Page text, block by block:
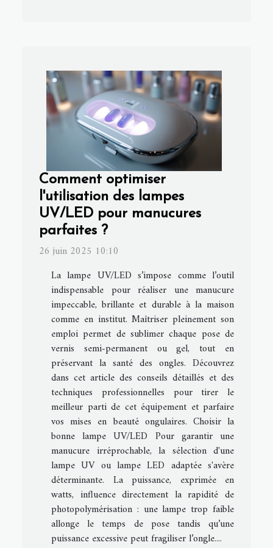
Comment optimiser
l'utilisation des lampes
UV/LED pour manucures
parfaites ?
26 juin 2025 10:10
La lampe UV/LED s’impose comme l’outil
indispensable pour réaliser une manucure
impeccable, brillante et durable à la maison
comme en institut. Maîtriser pleinement son
emploi permet de sublimer chaque pose de
vernis semi-permanent ou gel, tout en
préservant la santé des ongles. Découvrez
dans cet article des conseils détaillés et des
techniques professionnelles pour tirer le
meilleur parti de cet équipement et parfaire
vos mises en beauté ongulaires. Choisir la
bonne lampe UV/LED Pour garantir une
manucure irréprochable, la sélection d'une
lampe UV ou lampe LED adaptée s'avère
déterminante. La puissance, exprimée en
watts, influence directement la rapidité de
photopolymérisation : une lampe trop faible
allonge le temps de pose tandis qu’une
puissance excessive peut fragiliser l’ongle....